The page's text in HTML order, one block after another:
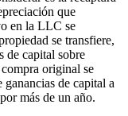
que
en la LLC se
se transfiere,
de capital sobre
original se
ganancias de capital a
más de un año.